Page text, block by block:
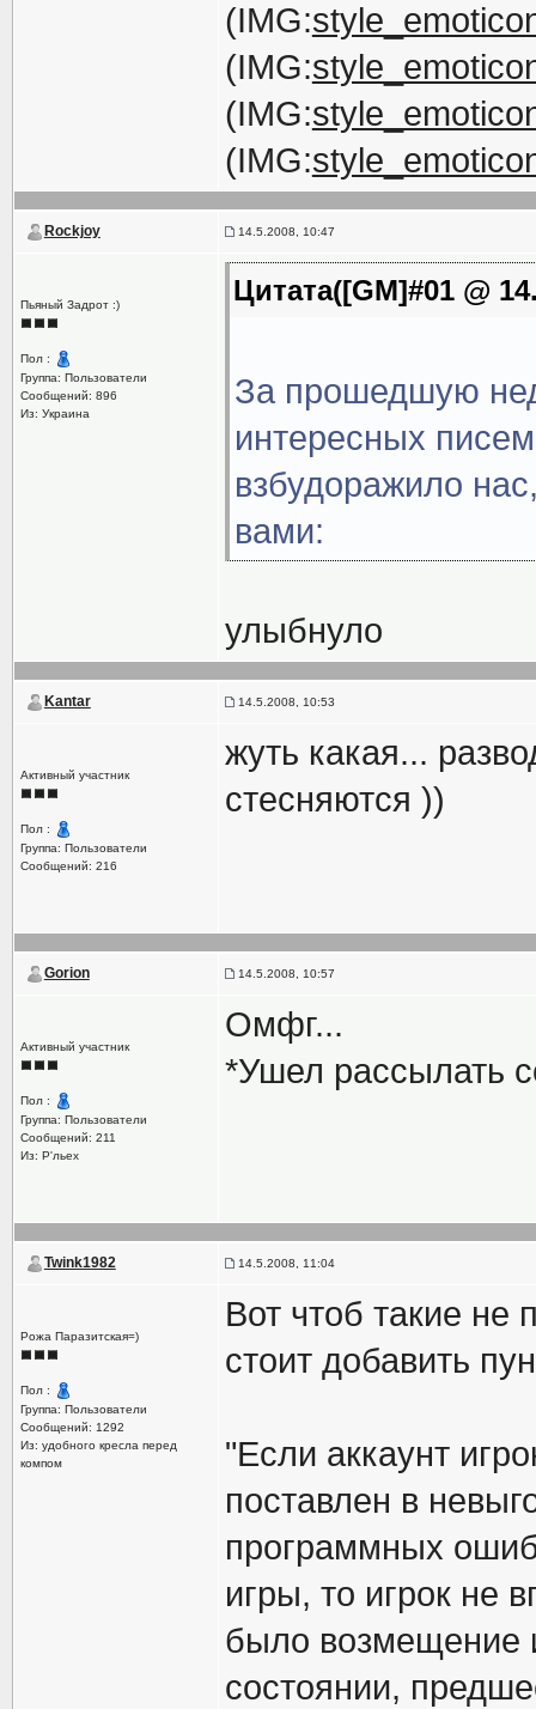
(IMG:
(IMG:
(IMG:
(IMG:
Rockjoy 14.5.2008, 10:47
Пьяный Задрот :)
Пол :
Группа: Пользователи
Сообщений: 896
Из: Украина
Цитата([GM]#01 @
За прошедшую
интересных
взбудоражило
вами:
улыбнуло
Kantar 14.5.2008, 10:53
Активный участник
Пол :
Группа: Пользователи
Сообщений: 216
жуть какая...
стесняются ))
Gorion 14.5.2008, 10:57
Активный участник
Пол :
Группа: Пользователи
Сообщений: 211
Из: Р'льех
Омфг...
*Ушел рассылать
Twink1982 14.5.2008, 11:04
Рожа Паразитская=)
Пол :
Группа: Пользователи
Сообщений: 1292
Из: удобного кресла перед
компом
Вот чтоб такие не
стоит добавить
"Если аккаунт
поставлен в
программных
игры, то игрок не
было возмещение
состоянии,